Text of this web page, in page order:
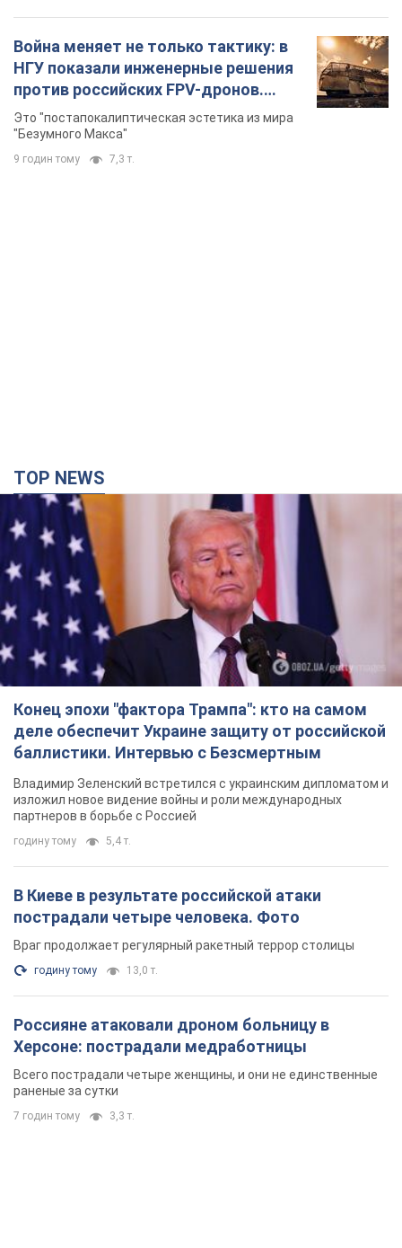
Война меняет не только тактику: в
НГУ показали инженерные решения
против российских FPV-дронов.
Фото
Это "постапокалиптическая эстетика из мира
"Безумного Макса"
9 годин тому 7,3 т.
TOP NEWS
Конец эпохи "фактора Трампа": кто на самом
деле обеспечит Украине защиту от российской
баллистики. Интервью с Безсмертным
Владимир Зеленский встретился с украинским дипломатом и
изложил новое видение войны и роли международных
партнеров в борьбе с Россией
годину тому 5,4 т.
В Киеве в результате российской атаки
пострадали четыре человека. Фото
Враг продолжает регулярный ракетный террор столицы
годину тому 13,0 т.
Россияне атаковали дроном больницу в
Херсоне: пострадали медработницы
Всего пострадали четыре женщины, и они не единственные
раненые за сутки
7 годин тому 3,3 т.